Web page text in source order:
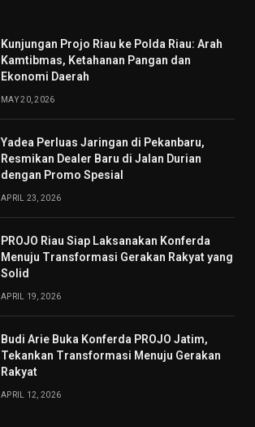
Kunjungan Projo Riau ke Polda Riau: Arah
Kamtibmas, Ketahanan Pangan dan
Ekonomi Daerah
MAY 20, 2026
Yadea Perluas Jaringan di Pekanbaru,
Resmikan Dealer Baru di Jalan Durian
dengan Promo Spesial
APRIL 23, 2026
PROJO Riau Siap Laksanakan Konferda
Menuju Transformasi Gerakan Rakyat yang
Solid
APRIL 19, 2026
Budi Arie Buka Konferda PROJO Jatim,
Tekankan Transformasi Menuju Gerakan
Rakyat
APRIL 12, 2026